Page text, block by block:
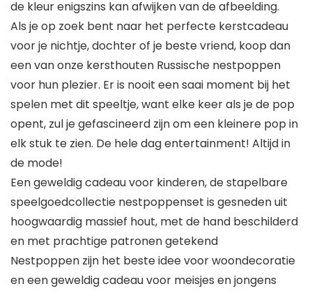
de kleur enigszins kan afwijken van de afbeelding.
Als je op zoek bent naar het perfecte kerstcadeau
voor je nichtje, dochter of je beste vriend, koop dan
een van onze kersthouten Russische nestpoppen
voor hun plezier. Er is nooit een saai moment bij het
spelen met dit speeltje, want elke keer als je de pop
opent, zul je gefascineerd zijn om een kleinere pop in
elk stuk te zien. De hele dag entertainment! Altijd in
de mode!
Een geweldig cadeau voor kinderen, de stapelbare
speelgoedcollectie nestpoppenset is gesneden uit
hoogwaardig massief hout, met de hand beschilderd
en met prachtige patronen getekend
Nestpoppen zijn het beste idee voor woondecoratie
en een geweldig cadeau voor meisjes en jongens